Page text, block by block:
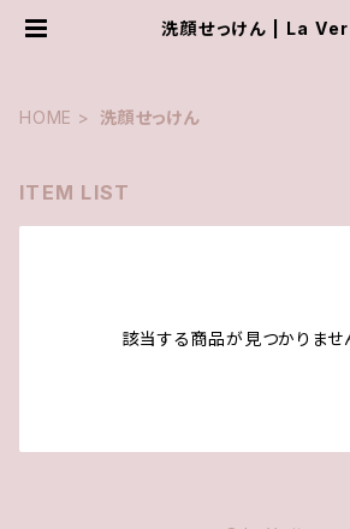
洗顔せっけん | La
HOME 洗顔せっけん
ITEM LIST
該当する商品が見つかりませ